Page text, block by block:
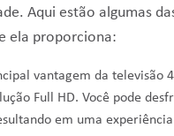
Aqui estão algumas
ela proporciona:
vantagem da televisão
Full HD. Você pode
em uma